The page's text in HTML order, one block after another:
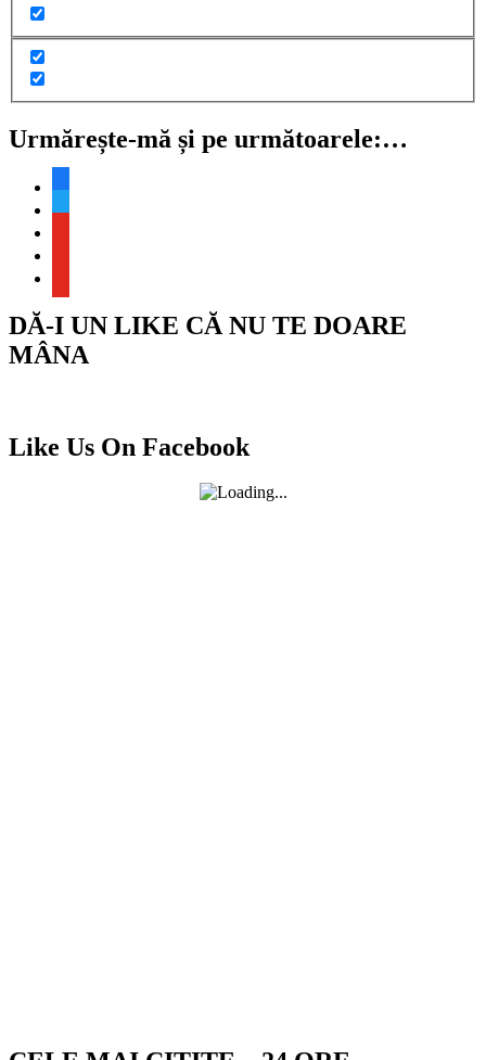
Urmărește-mă și pe următoarele:…
DĂ-I UN LIKE CĂ NU TE DOARE
MÂNA
Like Us On Facebook